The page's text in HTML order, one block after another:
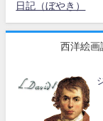
日記（ぼやき）
西洋絵画